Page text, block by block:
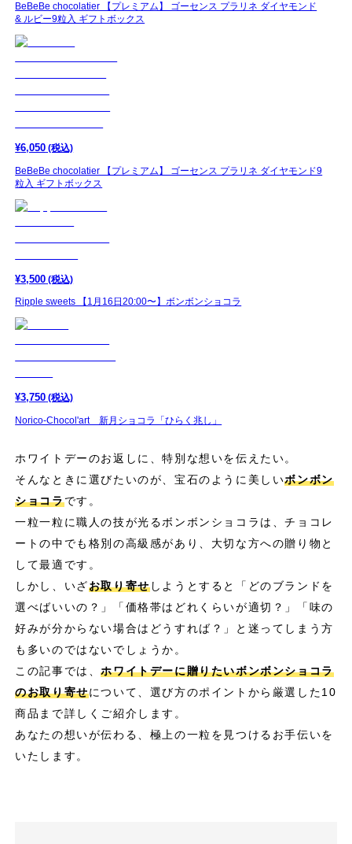
BeBeBe chocolatier 【プレミアム】 ゴーセンス プラリネ ダイヤモンド
& ルビー9粒入 ギフトボックス
¥6,050 (税込)
BeBeBe chocolatier 【プレミアム】 ゴーセンス プラリネ ダイヤモンド9
粒入 ギフトボックス
¥3,500 (税込)
Ripple sweets 【1月16日20:00〜】ボンボンショコラ
¥3,750 (税込)
Norico-Chocol'art 新月ショコラ「ひらく兆し」
ホワイトデーのお返しに、特別な想いを伝えたい。
そんなときに選びたいのが、宝石のように美しいボンボン
ショコラです。
一粒一粒に職人の技が光るボンボンショコラは、チョコレ
ートの中でも格別の高級感があり、大切な方への贈り物と
して最適です。
しかし、いざお取り寄せしようとすると「どのブランドを
選べばいいの？」「価格帯はどれくらいが適切？」「味の
好みが分からない場合はどうすれば？」と迷ってしまう方
も多いのではないでしょうか。
この記事では、ホワイトデーに贈りたいボンボンショコラ
のお取り寄せについて、選び方のポイントから厳選した10
商品まで詳しくご紹介します。
あなたの想いが伝わる、極上の一粒を見つけるお手伝いを
いたします。